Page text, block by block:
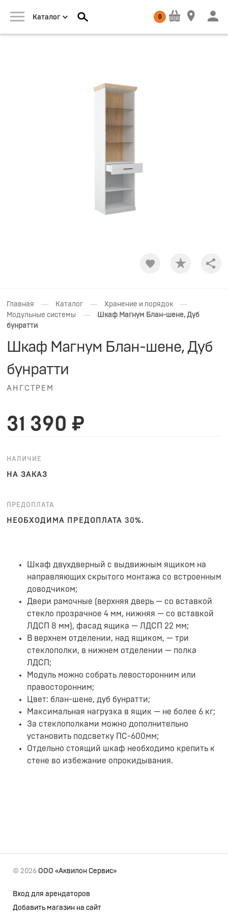
Каталог 0
Главная — Каталог — Хранение и порядок —
Модульные системы —
Шкаф Магнум Блан-шене, Дуб
бунратти
Шкаф Магнум Блан-шене, Дуб
бунратти
АНГСТРЕМ
31 390 ₽
НАЛИЧИЕ
НА ЗАКАЗ
ПРЕДОПЛАТА
НЕОБХОДИМА ПРЕДОПЛАТА 30%.
Шкаф двухдверный с выдвижным ящиком на
направляющих скрытого монтажа со встроенным
доводчиком;
Двери рамочные (верхняя дверь — со вставкой
стекло прозрачное 4 мм, нижняя — со вставкой
ЛДСП 8 мм), фасад ящика — ЛДСП 22 мм;
В верхнем отделении, над ящиком, — три
стеклополки, в нижнем отделении — полка
ЛДСП;
Модуль можно собрать левосторонним или
правосторонним;
Цвет: блан-шене, дуб бунратти;
Максимальная нагрузка в ящик — не более 6 кг;
За стеклополками можно дополнительно
установить подсветку ПС-600мм;
Отдельно стоящий шкаф необходимо крепить к
стене во избежание опрокидывания.
© 2026 ООО «Аквилон Сервис»
Вход для арендаторов
Добавить магазин на сайт